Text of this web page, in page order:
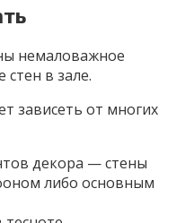
немаловажное
в зале.
зависеть от многих
декора — стены
либо основным